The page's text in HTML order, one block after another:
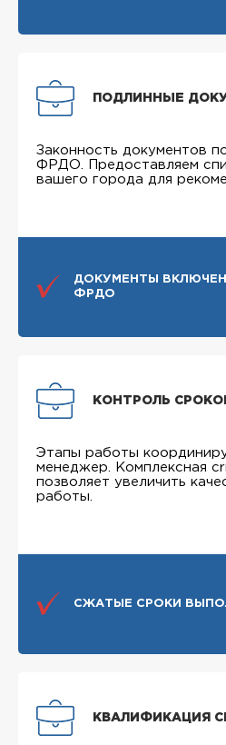
ПОДЛИННЫЕ
Законность документов
ФРДО. Предоставляем
вашего города для
ДОКУМЕНТЫ
ФРДО
КОНТРОЛЬ
Этапы работы
менеджер. Комплексная
позволяет увеличить
работы.
СЖАТЫЕ СРОКИ
КВАЛИФИКАЦИЯ